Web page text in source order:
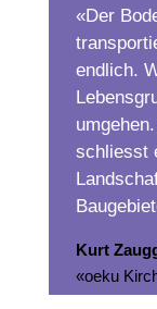
«Der
endlich.
schliesst
Kurt
«oeku